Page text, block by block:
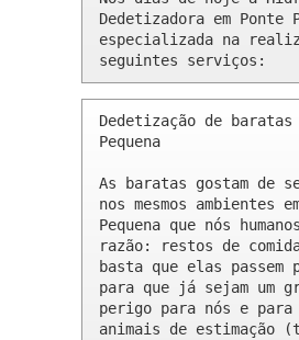
Dedetizadora em Ponte
especializada na
seguintes serviços:
Dedetização de baratas
Pequena
As baratas gostam de
nos mesmos ambientes
Pequena que nós
razão: restos de
basta que elas passem
para que já sejam um
perigo para nós e para
animais de estimação